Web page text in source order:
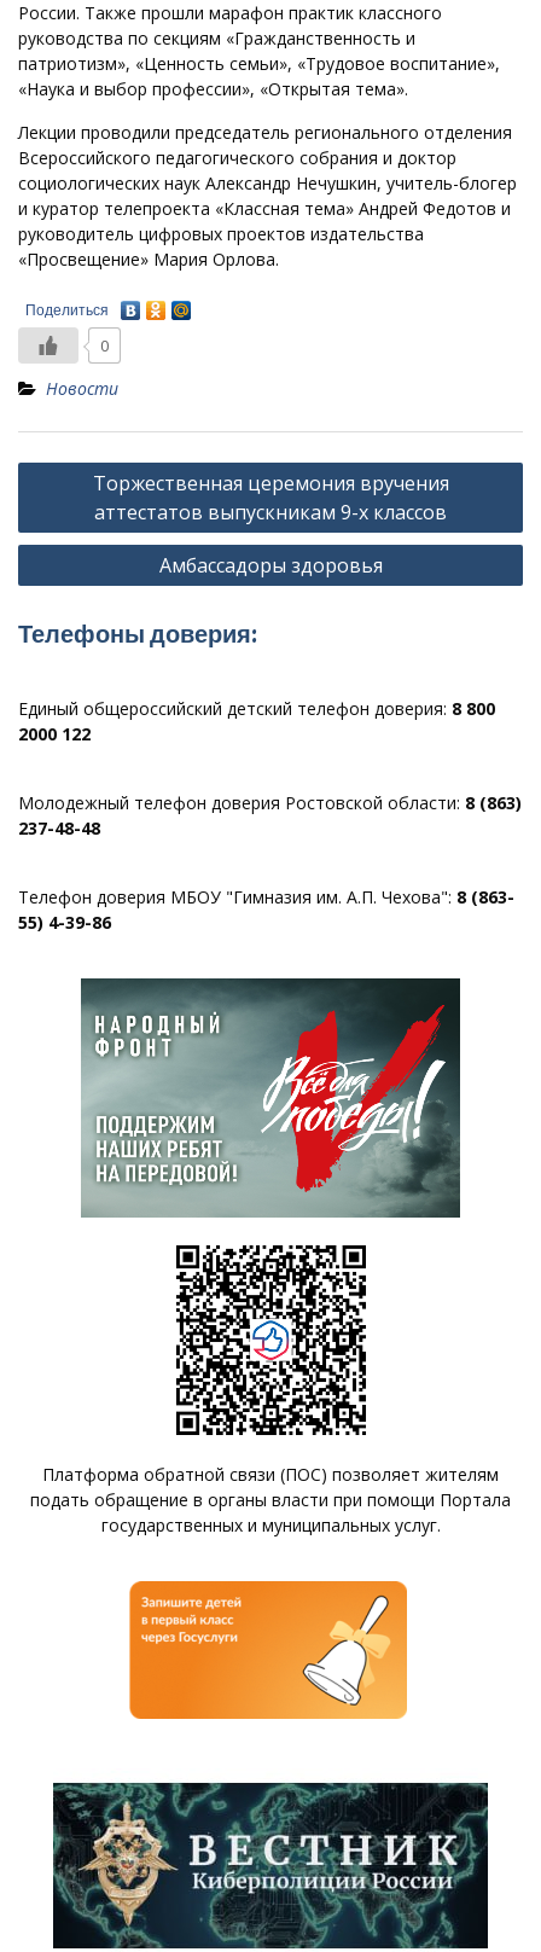
России. Также прошли марафон практик классного
руководства по секциям «Гражданственность и
патриотизм», «Ценность семьи», «Трудовое воспитание»,
«Наука и выбор профессии», «Открытая тема».
Лекции проводили председатель регионального отделения
Всероссийского педагогического собрания и доктор
социологических наук Александр Нечушкин, учитель-блогер
и куратор телепроекта «Классная тема» Андрей Федотов и
руководитель цифровых проектов издательства
«Просвещение» Мария Орлова.
Поделиться
0
Новости
Навигация
записям
Торжественная церемония вручения
аттестатов выпускникам 9-х классов
Амбассадоры здоровья
Телефоны доверия:
Единый общероссийский детский телефон доверия: 8 800
2000 122
Молодежный телефон доверия Ростовской области: 8 (863)
237-48-48
Телефон доверия МБОУ "Гимназия им. А.П. Чехова": 8 (863-
55) 4-39-86
Платформа обратной связи (ПОС) позволяет жителям
подать обращение в органы власти при помощи Портала
государственных и муниципальных услуг.